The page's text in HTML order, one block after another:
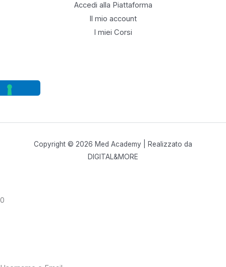
Accedi alla Piattaforma
Il mio account
I miei Corsi
Copyright © 2026 Med Academy | Realizzato da
DIGITAL&MORE
0